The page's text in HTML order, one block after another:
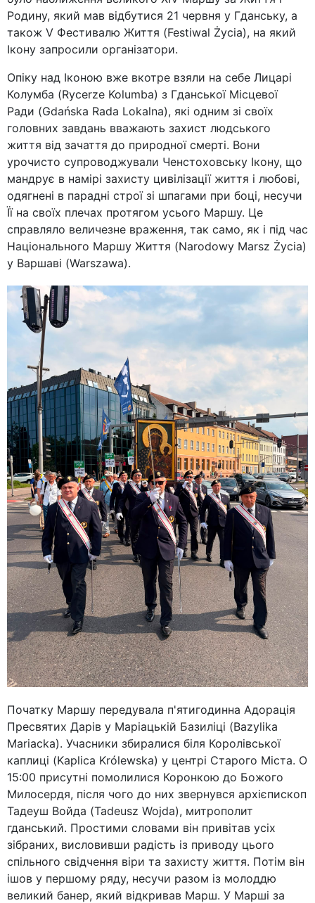
Родину, який мав відбутися 21 червня у Гданську, а
також V Фестивалю Життя (Festiwal Życia), на який
Ікону запросили організатори.
Опіку над Іконою вже вкотре взяли на себе Лицарі
Колумба (Rycerze Kolumba) з Гданської Місцевої
Ради (Gdańska Rada Lokalna), які одним зі своїх
головних завдань вважають захист людського
життя від зачаття до природної смерті. Вони
урочисто супроводжували Ченстоховську Ікону, що
мандрує в намірі захисту цивілізації життя і любові,
одягнені в парадні строї зі шпагами при боці, несучи
Її на своїх плечах протягом усього Маршу. Це
справляло величезне враження, так само, як і під час
Національного Маршу Життя (Narodowy Marsz Życia)
у Варшаві (Warszawa).
Початку Маршу передувала п'ятигодинна Адорація
Пресвятих Дарів у Маріацькій Базиліці (Bazylika
Mariacka). Учасники збиралися біля Королівської
каплиці (Kaplica Królewska) у центрі Старого Міста. О
15:00 присутні помолилися Коронкою до Божого
Милосердя, після чого до них звернувся архієпископ
Тадеуш Войда (Tadeusz Wojda), митрополит
гданський. Простими словами він привітав усіх
зібраних, висловивши радість із приводу цього
спільного свідчення віри та захисту життя. Потім він
ішов у першому ряду, несучи разом із молоддю
великий банер, який відкривав Марш. У Марші за